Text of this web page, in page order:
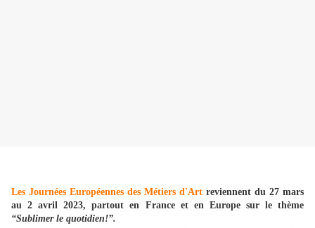
Les Journées Européennes des Métiers d'Art reviennent du 27 mars
au 2 avril 2023, partout en France et en Europe sur le thème
“Sublimer le quotidien!”.